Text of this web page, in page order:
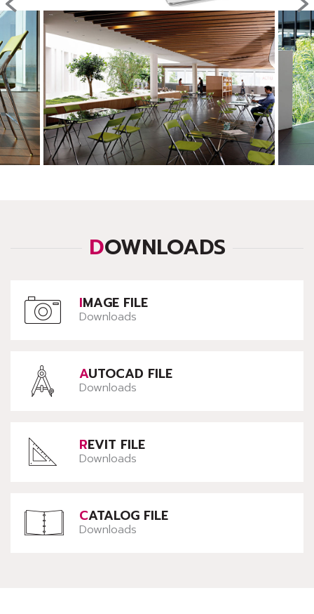
DOWNLOADS
IMAGE FILE
Downloads
AUTOCAD FILE
Downloads
REVIT FILE
Downloads
CATALOG FILE
Downloads